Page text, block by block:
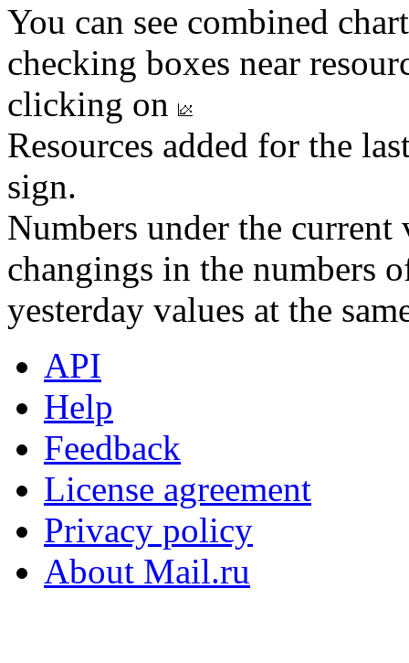
You can see combined
checking boxes near
clicking on
Resources added for the
sign.
Numbers under the
changings in the numbers
yesterday values at the
API
Help
Feedback
License agreement
Privacy policy
About Mail.ru